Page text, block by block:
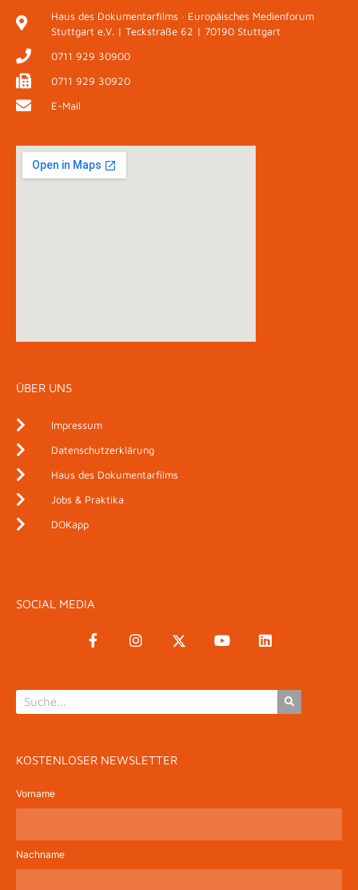
Haus des Dokumentarfilms · Europäisches Medienforum
Stuttgart e.V. | Teckstraße 62 | 70190 Stuttgart
0711 929 30900
0711 929 30920
E-Mail
ÜBER UNS
Impressum
Datenschutzerklärung
Haus des Dokumentarfilms
Jobs & Praktika
DOKapp
SOCIAL MEDIA
KOSTENLOSER NEWSLETTER
Vorname
Nachname